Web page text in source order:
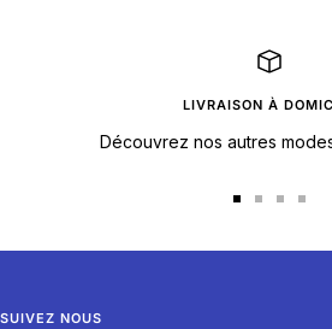
LIVRAISON À
Découvrez nos autres
SUIVEZ NOUS